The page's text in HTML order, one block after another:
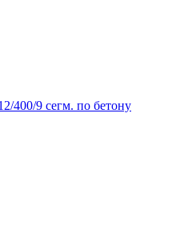
400/9 сегм. по бетону